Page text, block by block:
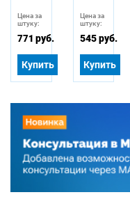
Цена за
штуку:
771 руб.
Купить
Цена за
штуку:
545 руб.
Купить